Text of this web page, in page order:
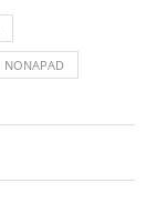
NONAPAD